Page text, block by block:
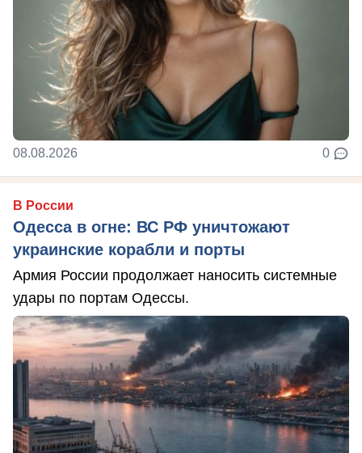
08.08.2026 0
В России
Одесса в огне: ВС РФ уничтожают
украинские корабли и порты
Армия России продолжает наносить системные
удары по портам Одессы.